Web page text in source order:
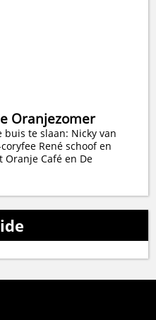
Oranjezomer
te slaan: Nicky van
René schoof en
Café en De